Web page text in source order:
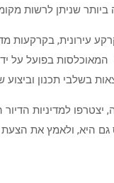
עירונית, בקרקעות
כ- 400 יחידות דיור בהישג יד
למדיניות
היא, ולאמץ את